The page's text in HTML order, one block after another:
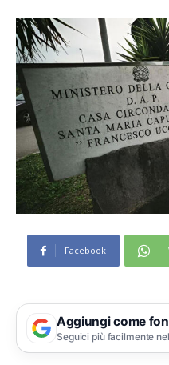
Facebook
Aggiungi come
Seguici più facilmente